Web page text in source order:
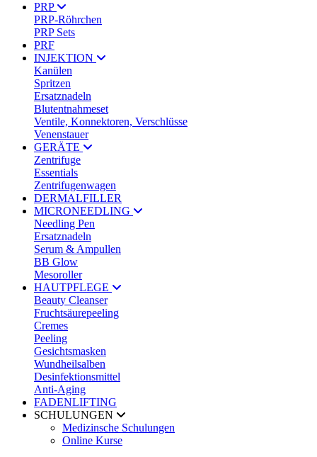
PRP
PRP-Röhrchen
PRP Sets
PRF
INJEKTION
Kanülen
Spritzen
Ersatznadeln
Blutentnahmeset
Ventile, Konnektoren, Verschlüsse
Venenstauer
GERÄTE
Zentrifuge
Essentials
Zentrifugenwagen
DERMALFILLER
MICRONEEDLING
Needling Pen
Ersatznadeln
Serum & Ampullen
BB Glow
Mesoroller
HAUTPFLEGE
Beauty Cleanser
Fruchtsäurepeeling
Cremes
Peeling
Gesichtsmasken
Wundheilsalben
Desinfektionsmittel
Anti-Aging
FADENLIFTING
SCHULUNGEN
Medizinsche Schulungen
Online Kurse